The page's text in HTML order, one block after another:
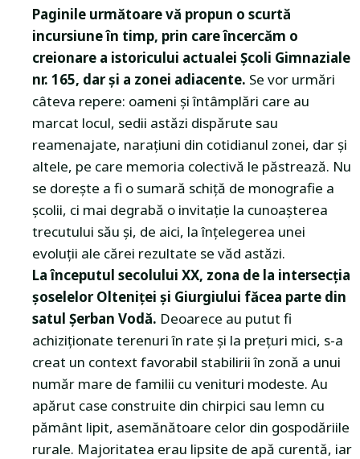
Paginile următoare vă propun o scurtă
incursiune în timp, prin care încercăm o
creionare a istoricului actualei Școli Gimnaziale
nr. 165, dar și a zonei adiacente. Se vor urmări
câteva repere: oameni și întâmplări care au
marcat locul, sedii astăzi dispărute sau
reamenajate, narațiuni din cotidianul zonei, dar și
altele, pe care memoria colectivă le păstrează. Nu
se dorește a fi o sumară schiță de monografie a
școlii, ci mai degrabă o invitație la cunoașterea
trecutului său și, de aici, la înțelegerea unei
evoluții ale cărei rezultate se văd astăzi.
La începutul secolului XX, zona de la intersecția
șoselelor Olteniței și Giurgiului făcea parte din
satul Șerban Vodă. Deoarece au putut fi
achiziționate terenuri în rate și la prețuri mici, s-a
creat un context favorabil stabilirii în zonă a unui
număr mare de familii cu venituri modeste. Au
apărut case construite din chirpici sau lemn cu
pământ lipit, asemănătoare celor din gospodăriile
rurale. Majoritatea erau lipsite de apă curentă, iar